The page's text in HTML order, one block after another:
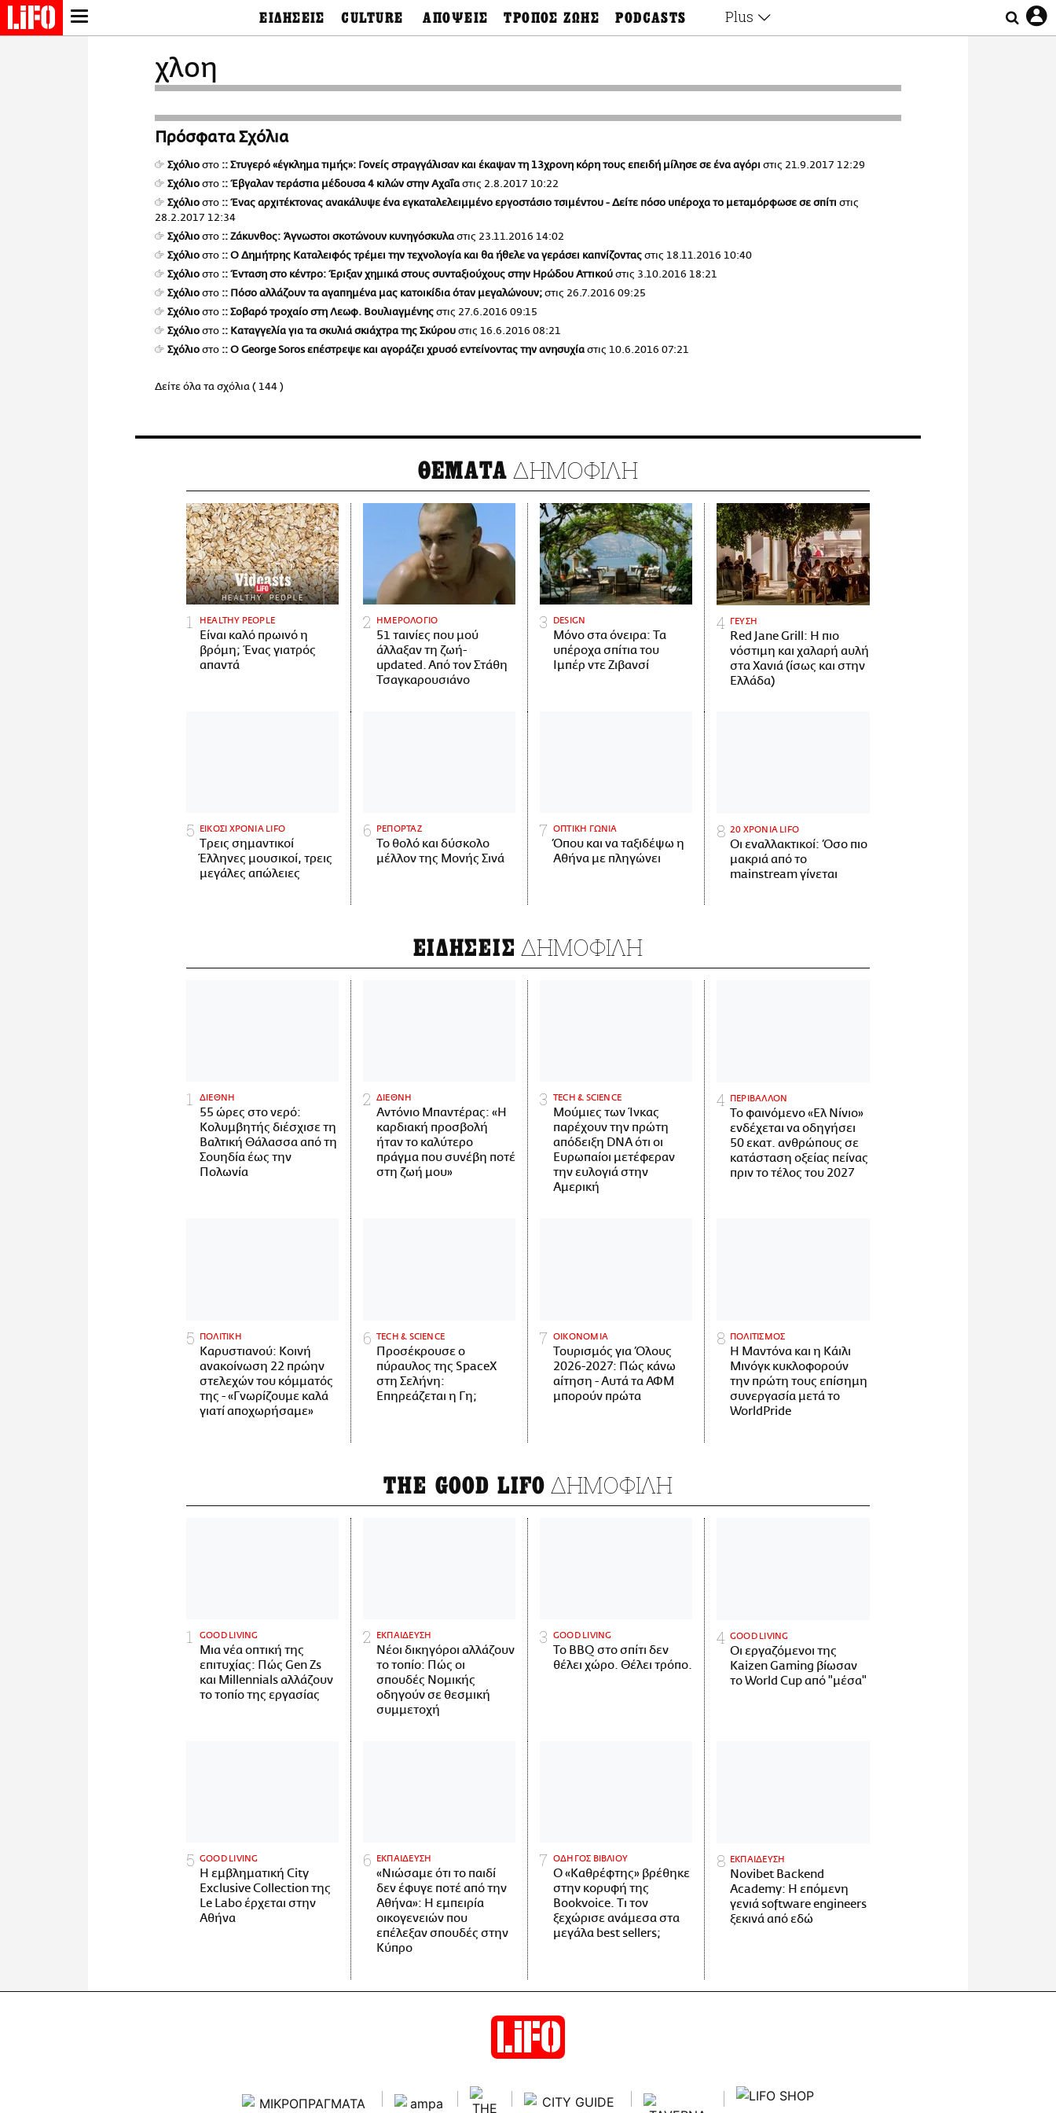
περιεχόμενο
NEWSLETTER
ΜΙΚΡΟΠΡΑΓΜΑΤΑ
LIFOLAND
CITY GUIDE
ΑΜΠΑ
PRINT
ΕΙΔΗΣΕΙΣ
Πολιτισμός
Αθλητισμός
TV & Media
Tech &
Science
CULTURE
Βιβλίο
Design
Φωτογραφία
ΑΠΟΨΕΙΣ
Επιστολές
ΤΡΟΠΟΣ ΖΩΗΣ
Συνταγές
Αγορά
PODCASTS
Αληθινά Εγκλήματα
3.0
Άκου την επιστήμη
Pulp Fiction
LiFO Politics
Το κρασί με απλά
λόγια
Plus
Ζώδια
Οι Αθηναίοι
Lgbtqi+
χλοη
Πρόσφατα Σχόλια
Σχόλιοστο :: Στυγερό «έγκλημα τιμής»: Γονείς στραγγάλισαν και έκαψαν τη 13χρονη κόρη τους επειδή μίλησε σε ένα αγόρι στις 21.9.2017 12:29
Σχόλιοστο :: Έβγαλαν τεράστια μέδουσα 4 κιλών στην Αχαΐαστις 2.8.2017 10:22
Σχόλιοστο :: Ένας αρχιτέκτονας ανακάλυψε ένα εγκαταλελειμμένο εργοστάσιο τσιμέντου - Δείτε πόσο υπέροχα το μεταμόρφωσε σε σπίτι στις
28.2.2017 12:34
Σχόλιοστο :: Ζάκυνθος: Άγνωστοι σκοτώνουν κυνηγόσκυλαστις 23.11.2016 14:02
Σχόλιοστο :: O Δημήτρης Καταλειφός τρέμει την τεχνολογία και θα ήθελε να γεράσει καπνίζονταςστις 18.11.2016 10:40
Σχόλιοστο :: Ένταση στο κέντρο: Έριξαν χημικά στους συνταξιούχους στην Ηρώδου Αττικούστις 3.10.2016 18:21
Σχόλιοστο :: Πόσο αλλάζουν τα αγαπημένα μας κατοικίδια όταν μεγαλώνουν;στις 26.7.2016 09:25
Σχόλιοστο :: Σοβαρό τροχαίο στη Λεωφ. Βουλιαγμένηςστις 27.6.2016 09:15
Σχόλιοστο :: Καταγγελία για τα σκυλιά σκιάχτρα της Σκύρουστις 16.6.2016 08:21
Σχόλιοστο :: O George Soros επέστρεψε και αγοράζει χρυσό εντείνοντας την ανησυχίαστις 10.6.2016 07:21
Δείτε όλα τα σχόλια ( 144 )
ΘΕΜΑΤΑ ΔΗΜΟΦΙΛΗ
HEALTHY PEOPLE
Είναι καλό πρωινό η
βρόμη; Ένας γιατρός
απαντά
ΗΜΕΡΟΛΟΓΙΟ
51 ταινίες που μού
άλλαξαν τη ζωή-
updated. Aπό τον Στάθη
Τσαγκαρουσιάνο
DESIGN
Μόνο στα όνειρα: Τα
υπέροχα σπίτια του
Ιμπέρ ντε Ζιβανσί
ΓΕΥΣΗ
Red Jane Grill: Η πιο
νόστιμη και χαλαρή αυλή
στα Χανιά (ίσως και στην
Ελλάδα)
ΕΙΚΟΣΙ ΧΡΟΝΙΑ LIFO
Tρεις σημαντικοί
Έλληνες μουσικοί, τρεις
μεγάλες απώλειες
ΡΕΠΟΡΤΑΖ
Το θολό και δύσκολο
μέλλον της Μονής Σινά
ΟΠΤΙΚΗ ΓΩΝΙΑ
Όπου και να ταξιδέψω η
Αθήνα με πληγώνει
20 ΧΡΟΝΙΑ LIFO
Οι εναλλακτικοί: Όσο πιο
μακριά από το
mainstream γίνεται
ΕΙΔΗΣΕΙΣ ΔΗΜΟΦΙΛΗ
ΔΙΕΘΝΗ
55 ώρες στο νερό:
Κολυμβητής διέσχισε τη
Βαλτική Θάλασσα από τη
Σουηδία έως την
Πολωνία
ΔΙΕΘΝΗ
Αντόνιο Μπαντέρας: «Η
καρδιακή προσβολή
ήταν το καλύτερο
πράγμα που συνέβη ποτέ
στη ζωή μου»
ΤECH & SCIENCE
Μούμιες των Ίνκας
παρέχουν την πρώτη
απόδειξη DNA ότι οι
Ευρωπαίοι μετέφεραν
την ευλογιά στην
Αμερική
ΠΕΡΙΒΑΛΛΟΝ
Το φαινόμενο «Ελ Νίνιο»
ενδέχεται να οδηγήσει
50 εκατ. ανθρώπους σε
κατάσταση οξείας πείνας
πριν το τέλος του 2027
ΠΟΛΙΤΙΚΗ
Καρυστιανού: Κοινή
ανακοίνωση 22 πρώην
στελεχών του κόμματός
της - «Γνωρίζουμε καλά
γιατί αποχωρήσαμε»
ΤECH & SCIENCE
Προσέκρουσε ο
πύραυλος της SpaceX
στη Σελήνη:
Επηρεάζεται η Γη;
ΟΙΚΟΝΟΜΙΑ
Τουρισμός για Όλους
2026-2027: Πώς κάνω
αίτηση - Αυτά τα ΑΦΜ
μπορούν πρώτα
ΠΟΛΙΤΙΣΜΟΣ
Η Μαντόνα και η Κάιλι
Μινόγκ κυκλοφορούν
την πρώτη τους επίσημη
συνεργασία μετά το
WorldPride
THE GOOD LIFO ΔΗΜΟΦΙΛΗ
GOOD LIVING
Μια νέα οπτική της
επιτυχίας: Πώς Gen Zs
και Millennials αλλάζουν
το τοπίο της εργασίας
ΕΚΠΑΙΔΕΥΣΗ
Νέοι δικηγόροι αλλάζουν
το τοπίο: Πώς οι
σπουδές Νομικής
οδηγούν σε θεσμική
συμμετοχή
GOOD LIVING
Το BBQ στο σπίτι δεν
θέλει χώρο. Θέλει τρόπο.
GOOD LIVING
Οι εργαζόμενοι της
Kaizen Gaming βίωσαν
το World Cup από "μέσα"
GOOD LIVING
Η εμβληματική City
Exclusive Collection της
Le Labo έρχεται στην
Αθήνα
ΕΚΠΑΙΔΕΥΣΗ
«Νιώσαμε ότι το παιδί
δεν έφυγε ποτέ από την
Αθήνα»: Η εμπειρία
οικογενειών που
επέλεξαν σπουδές στην
Κύπρο
ΟΔΗΓΟΣ ΒΙΒΛΙΟΥ
Ο «Καθρέφτης» βρέθηκε
στην κορυφή της
Bookvoice. Τι τον
ξεχώρισε ανάμεσα στα
μεγάλα best sellers;
ΕΚΠΑΙΔΕΥΣΗ
Novibet Backend
Academy: Η επόμενη
γενιά software engineers
ξεκινά από εδώ